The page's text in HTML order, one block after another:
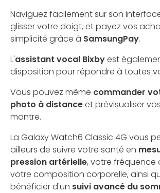
Naviguez facilement sur son
glisser votre doigt, et payez vos
simplicité grâce à SamsungPay.
L'assistant vocal Bixbyest
disposition pour répondre à toutes
Vous pouvez même commander
photo à distanceet prévisualiser
montre.
La Galaxy Watch6 Classic 4G vous
ailleurs de suivre votre santé en
pression artérielle, votre fréquence
votre composition corporelle, ainsi
bénéficier d'un suivi avancé du